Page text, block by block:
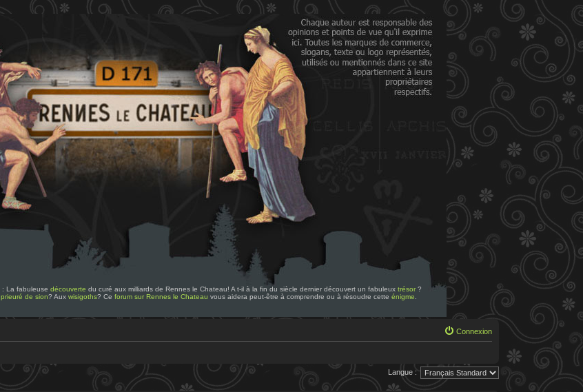
: La fabuleuse découverte du curé aux milliards de Rennes le Chateau! A t-il à la fin du siècle dernier découvert un fabuleux trésor ?
prieuré de sion? Aux wisigoths? Ce forum sur Rennes le Chateau vous aidera peut-être à comprendre ou à résoudre cette énigme
Connexion
Langue :